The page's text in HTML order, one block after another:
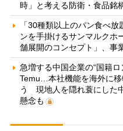
時」と考える防衛・食品銘
「30種類以上のパン食べ
ンを手掛けるサンマルク
舗展開のコンセプト」、事
急増する中国企業の“国籍
Temu…本社機能を海外に
う 現地人を隠れ蓑にした
懸念も